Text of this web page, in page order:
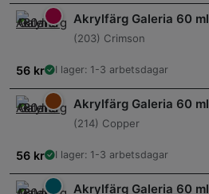
Akrylfärg Galeria 60 ml
(203) Crimson
56 kr I lager: 1-3 arbetsdagar
Akrylfärg Galeria 60 ml
(214) Copper
56 kr I lager: 1-3 arbetsdagar
Akrylfärg Galeria 60 ml